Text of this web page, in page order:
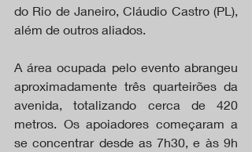
do Rio de Janeiro, Cláudio Castro (PL),
além de outros aliados.
A área ocupada pelo evento abrangeu
aproximadamente três quarteirões da
avenida, totalizando cerca de 420
metros. Os apoiadores começaram a
se concentrar desde as 7h30, e às 9h